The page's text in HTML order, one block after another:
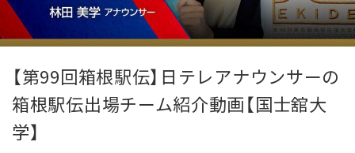
【第99回箱根駅伝】日テレアナウンサーの
箱根駅伝出場チーム紹介動画【国士舘大
学】